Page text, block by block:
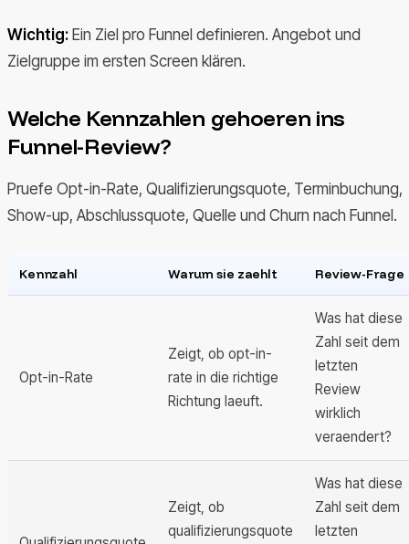
Wichtig: Ein Ziel pro Funnel definieren. Angebot und
Zielgruppe im ersten Screen klären.
Welche Kennzahlen gehoeren ins
Funnel-Review?
Pruefe Opt-in-Rate, Qualifizierungsquote, Terminbuchung,
Show-up, Abschlussquote, Quelle und Churn nach Funnel.
Kennzahl Warum sie zaehlt Review-Frage
Opt-in-Rate
Zeigt, ob opt-in-
rate in die richtige
Richtung laeuft.
Was hat diese
Zahl seit dem
letzten
Review
wirklich
veraendert?
Zeigt, ob
qualifizierungsquote
Was hat diese
Zahl seit dem
letzten